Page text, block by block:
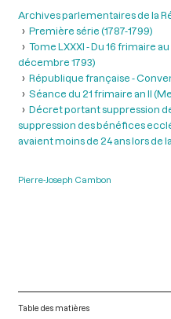
Archives parlementaires de la
Première série (1787-1799)
Tome LXXXI - Du 16 frimaire
décembre 1793)
République française -
Séance du 21 frimaire an II
Décret portant suppression
suppression des bénéfices
avaient moins de 24 ans lors de
Pierre-Joseph Cambon
Table des matières